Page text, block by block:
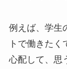
例えば、学生
トで働きた
心配して、思